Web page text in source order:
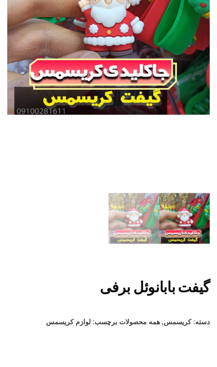
گیفت بابانوئل برفی
دسته:کریسمس, همه محصولات برچسب: لوازم کریسمس